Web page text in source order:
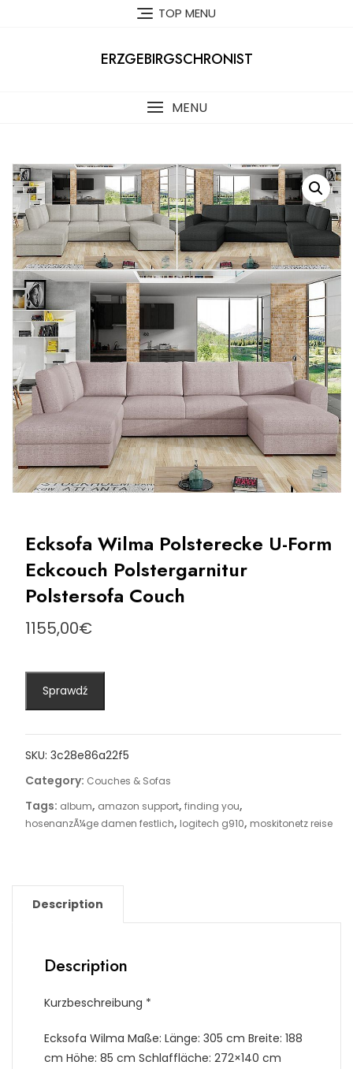
TOP MENU
ERZGEBIRGSCHRONIST
MENU
Ecksofa Wilma Polsterecke U-Form
Eckcouch Polstergarnitur
Polstersofa Couch
1155,00€
Sprawdź
SKU: 3c28e86a22f5
Category: Couches & Sofas
Tags: album, amazon support, finding you,
hosenanzÃ¼ge damen festlich, logitech g910, moskitonetz reise
Description
Description
Kurzbeschreibung *
Ecksofa Wilma Maße: Länge: 305 cm Breite: 188
cm Höhe: 85 cm Schlaffläche: 272×140 cm